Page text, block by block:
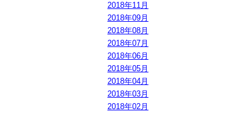
2018年11月
2018年09月
2018年08月
2018年07月
2018年06月
2018年05月
2018年04月
2018年03月
2018年02月